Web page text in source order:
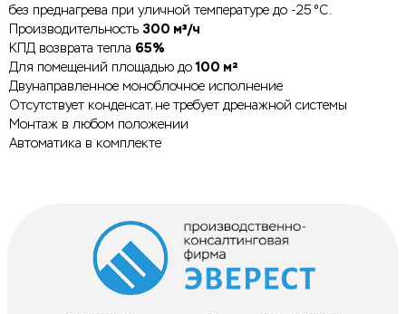
без преднагрева при уличной температуре до -25 °C.
Производительность 300 м³/ч
КПД возврата тепла 65%
Для помещений площадью до100 м²
Двунаправленное моноблочное исполнение
Отсутствует конденсат, не требует дренажной системы
Монтаж в любом положении
Автоматика в комплекте